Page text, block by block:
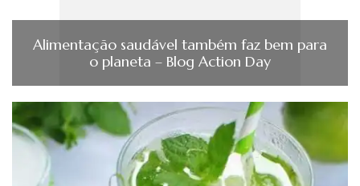
Alimentação saudável também faz bem para
o planeta – Blog Action Day